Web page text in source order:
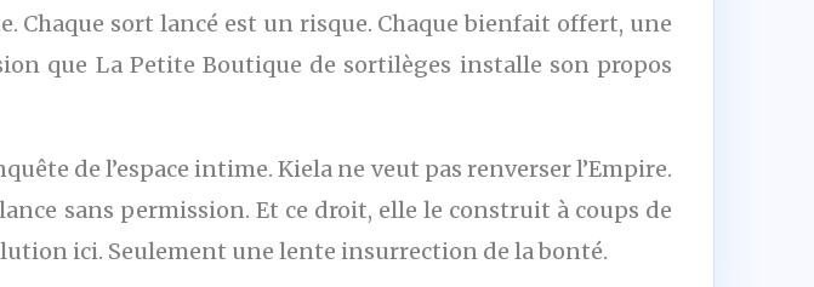
Chaque sort lancé est un risque. Chaque bienfait offert, une
que La Petite Boutique de sortilèges installe son propos
de l’espace intime. Kiela ne veut pas renverser l’Empire.
sans permission. Et ce droit, elle le construit à coups de
ici. Seulement une lente insurrection de la bonté.